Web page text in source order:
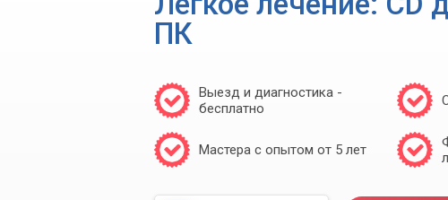
ПК
Выезд и диагностика -
бесплатно
Мастера с опытом от 5 лет